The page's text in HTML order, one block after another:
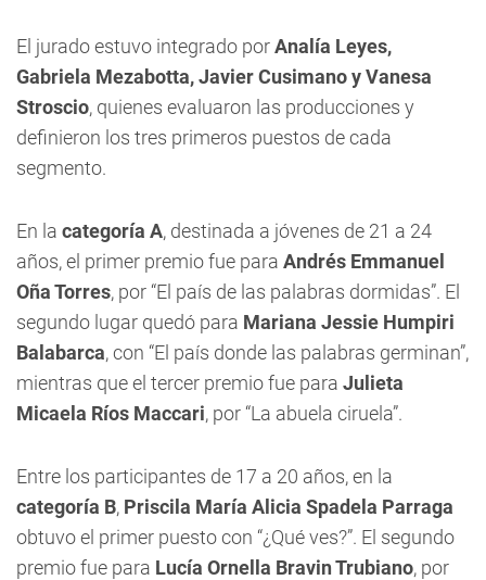
El jurado estuvo integrado porAnalía Leyes,
Gabriela Mezabotta, Javier Cusimano y Vanesa
Stroscio, quienes evaluaron las producciones y
definieron los tres primeros puestos de cada
segmento.
En la categoría A, destinada a jóvenes de 21 a 24
años, el primer premio fue para Andrés Emmanuel
Oña Torres, por “El país de las palabras dormidas”. El
segundo lugar quedó para Mariana Jessie Humpiri
Balabarca, con “El país donde las palabras germinan”,
mientras que el tercer premio fue para Julieta
Micaela Ríos Maccari, por “La abuela ciruela”.
Entre los participantes de 17 a 20 años, en la
categoría B, Priscila María Alicia Spadela Parraga
obtuvo el primer puesto con “¿Qué ves?”. El segundo
premio fue para Lucía Ornella Bravin Trubiano, por